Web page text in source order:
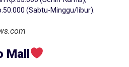
(Sabtu-Minggu/libur).
Mall